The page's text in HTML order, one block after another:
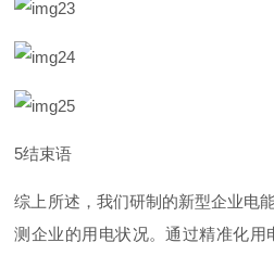
5结束语
综上所述，我们研制的新型企业电
测企业的用电状况。通过精准化用